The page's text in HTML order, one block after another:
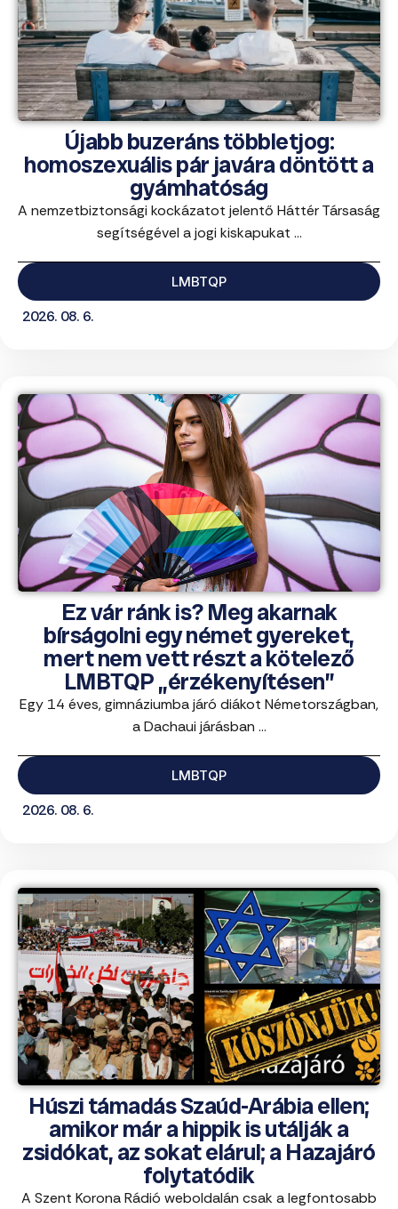
Újabb buzeráns többletjog:
homoszexuális pár javára döntött a
gyámhatóság
A nemzetbiztonsági kockázatot jelentő Háttér Társaság
segítségével a jogi kiskapukat ...
LMBTQP
2026. 08. 6.
Ez vár ránk is? Meg akarnak
bírságolni egy német gyereket,
mert nem vett részt a kötelező
LMBTQP „érzékenyítésen”
Egy 14 éves, gimnáziumba járó diákot Németországban,
a Dachaui járásban ...
LMBTQP
2026. 08. 6.
Húszi támadás Szaúd-Arábia ellen;
amikor már a hippik is utálják a
zsidókat, az sokat elárul; a Hazajáró
folytatódik
A Szent Korona Rádió weboldalán csak a legfontosabb